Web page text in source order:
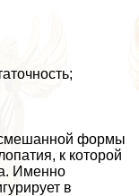
смешанной формы
к которой
Именно
в